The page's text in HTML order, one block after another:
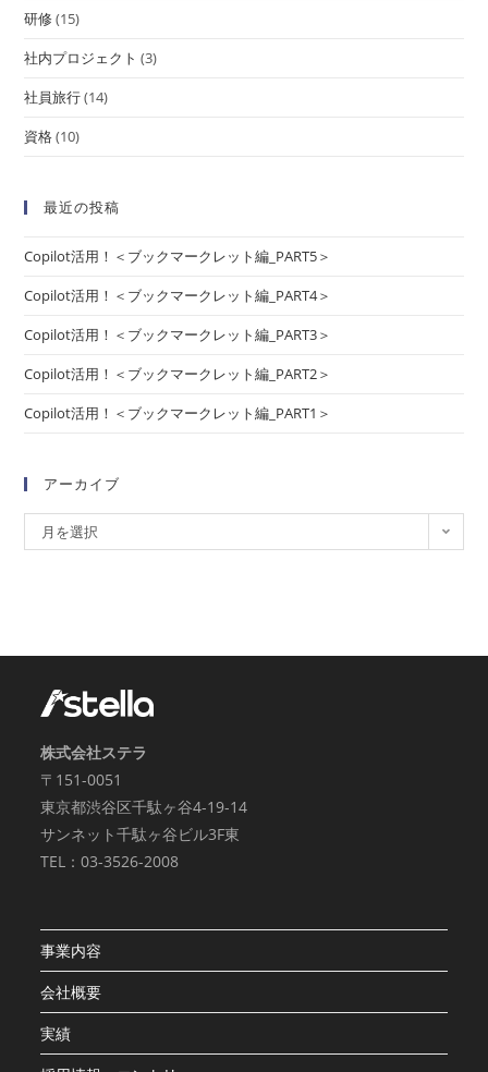
研修(15)
社内プロジェクト (3)
社員旅行(14)
資格(10)
最近の投稿
Copilot活用！＜ブックマークレット編_PART5＞
Copilot活用！＜ブックマークレット編_PART4＞
Copilot活用！＜ブックマークレット編_PART3＞
Copilot活用！＜ブックマークレット編_PART2＞
Copilot活用！＜ブックマークレット編_PART1＞
アーカイブ
月を選択
株式会社ステラ
〒151-0051
東京都渋谷区千駄ヶ谷4-19-14
サンネット千駄ヶ谷ビル3F東
TEL：03-3526-2008
事業内容
会社概要
実績